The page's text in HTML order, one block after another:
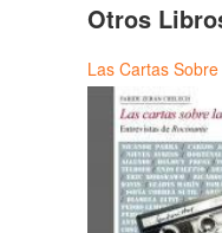
Otros
Las Cartas